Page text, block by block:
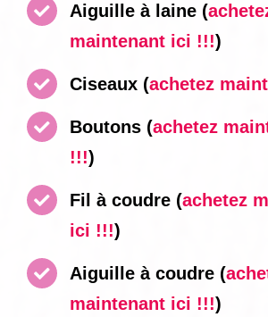
Aiguille à laine (
maintenant ici !!!)
Ciseaux (achetez
Boutons (achetez
!!!)
Fil à coudre (achetez
ici !!!)
Aiguille à coudre (
maintenant ici !!!)